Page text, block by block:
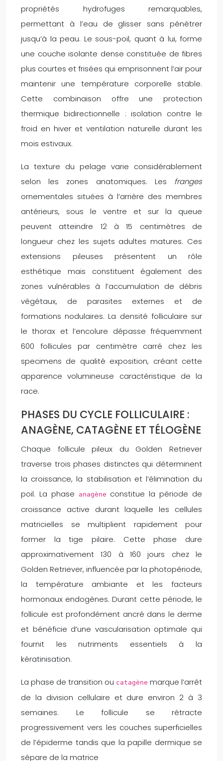
propriétés hydrofuges remarquables,
permettant à l’eau de glisser sans pénétrer
jusqu’à la peau. Le sous-poil, quant à lui, forme
une couche isolante dense constituée de fibres
plus courtes et frisées qui emprisonnent l’air pour
maintenir une température corporelle stable.
Cette combinaison offre une protection
thermique bidirectionnelle : isolation contre le
froid en hiver et ventilation naturelle durant les
mois estivaux.
La texture du pelage varie considérablement
selon les zones anatomiques. Les franges
ornementales situées à l’arrière des membres
antérieurs, sous le ventre et sur la queue
peuvent atteindre 12 à 15 centimètres de
longueur chez les sujets adultes matures. Ces
extensions pileuses présentent un rôle
esthétique mais constituent également des
zones vulnérables à l’accumulation de débris
végétaux, de parasites externes et de
formations nodulaires. La densité folliculaire sur
le thorax et l’encolure dépasse fréquemment
600 follicules par centimètre carré chez les
specimens de qualité exposition, créant cette
apparence volumineuse caractéristique de la
race.
PHASES DU CYCLE FOLLICULAIRE :
ANAGÈNE, CATAGÈNE ET TÉLOGÈNE
Chaque follicule pileux du Golden Retriever
traverse trois phases distinctes qui déterminent
la croissance, la stabilisation et l’élimination du
poil. La phase
anagène constitue la période de
croissance active durant laquelle les cellules
matricielles se multiplient rapidement pour
former la tige pilaire. Cette phase dure
approximativement 130 à 160 jours chez le
Golden Retriever, influencée par la photopériode,
la température ambiante et les facteurs
hormonaux endogènes. Durant cette période, le
follicule est profondément ancré dans le derme
et bénéficie d’une vascularisation optimale qui
fournit les nutriments essentiels à la
kératinisation.
La phase de transition ou catagène marque l’arrêt
de la division cellulaire et dure environ 2 à 3
semaines. Le follicule se rétracte
progressivement vers les couches superficielles
de l’épiderme tandis que la papille dermique se
sépare de la matrice